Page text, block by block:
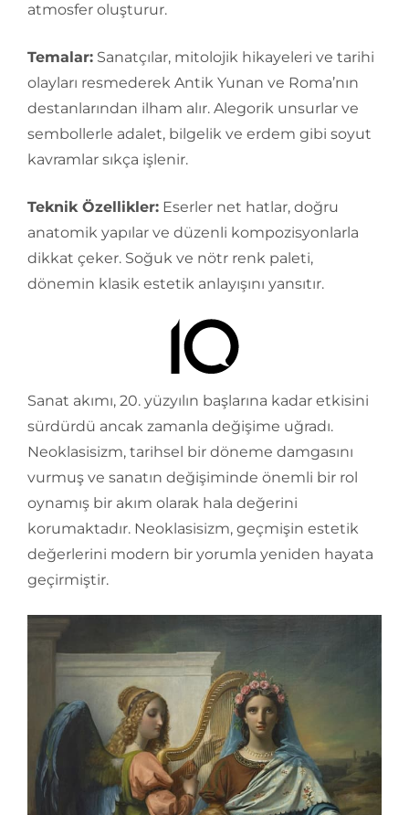
atmosfer oluşturur.
Temalar: Sanatçılar, mitolojik hikayeleri ve tarihi
olayları resmederek Antik Yunan ve Roma’nın
destanlarından ilham alır. Alegorik unsurlar ve
sembollerle adalet, bilgelik ve erdem gibi soyut
kavramlar sıkça işlenir.
Teknik Özellikler: Eserler net hatlar, doğru
anatomik yapılar ve düzenli kompozisyonlarla
dikkat çeker. Soğuk ve nötr renk paleti,
dönemin klasik estetik anlayışını yansıtır.
Sanat akımı, 20. yüzyılın başlarına kadar etkisini
sürdürdü ancak zamanla değişime uğradı.
Neoklasisizm, tarihsel bir döneme damgasını
vurmuş ve sanatın değişiminde önemli bir rol
oynamış bir akım olarak hala değerini
korumaktadır. Neoklasisizm, geçmişin estetik
değerlerini modern bir yorumla yeniden hayata
geçirmiştir.